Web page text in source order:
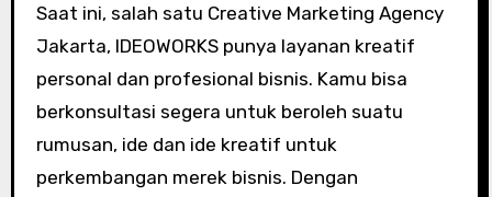
Saat ini, salah satu Creative Marketing Agency
Jakarta, IDEOWORKS punya layanan kreatif
personal dan profesional bisnis. Kamu bisa
berkonsultasi segera untuk beroleh suatu
rumusan, ide dan ide kreatif untuk
perkembangan merek bisnis. Dengan